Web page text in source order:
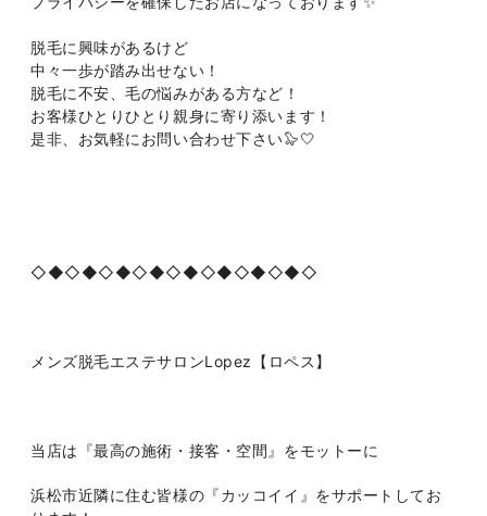
脱毛に興味があるけど
中々一歩が踏み出せない！
脱毛に不安、毛の悩みがある方など！
お客様ひとりひとり親身に寄り添います！
是非、お気軽にお問い合わせ下さい🦭🤍
◇◆◇◆◇◆◇◆◇◆◇◆◇◆◇◆◇
メンズ脱毛エステサロンLopez【ロペス】
当店は『最高の施術・接客・空間』をモットーに
浜松市近隣に住む皆様の『カッコイイ』をサポートしてお